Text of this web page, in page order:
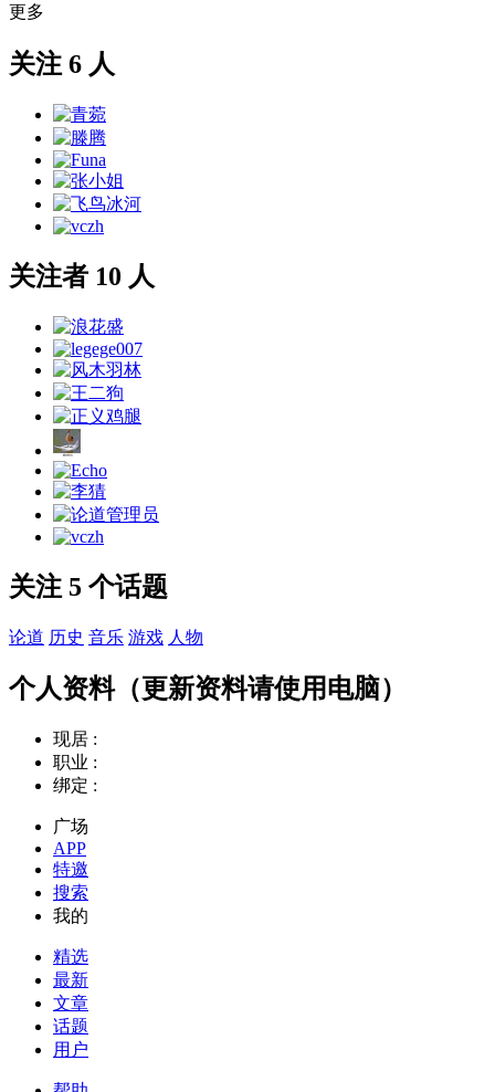
更多
关注 6 人
关注者 10 人
关注 5 个话题
论道 历史 音乐 游戏 人物
个人资料（更新资料请使用电脑）
现居 :
职业 :
绑定 :
广场
APP
特邀
搜索
我的
精选
最新
文章
话题
用户